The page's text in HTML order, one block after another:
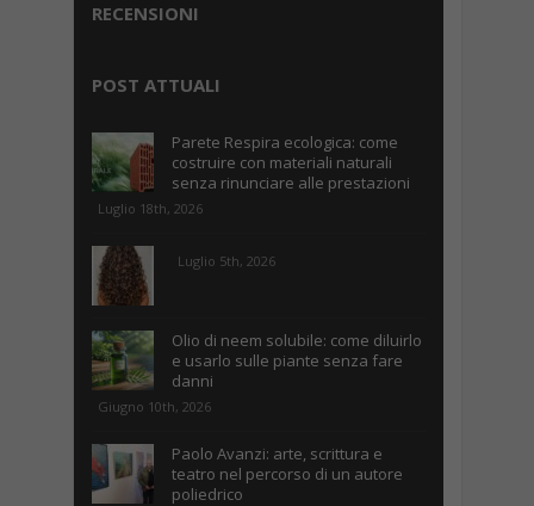
RECENSIONI
POST ATTUALI
Parete Respira ecologica: come
costruire con materiali naturali
senza rinunciare alle prestazioni
Luglio 18th, 2026
Luglio 5th, 2026
Olio di neem solubile: come diluirlo
e usarlo sulle piante senza fare
danni
Giugno 10th, 2026
Paolo Avanzi: arte, scrittura e
teatro nel percorso di un autore
poliedrico